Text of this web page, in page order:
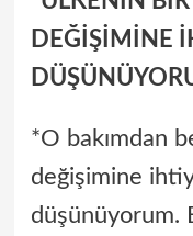
DEĞİŞİMİNE
*O bakımdan
değişimine
düşünüyorum.